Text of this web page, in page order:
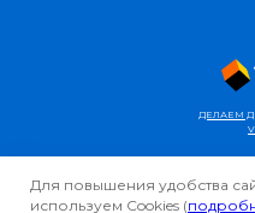
ДЕЛАЕМ
Для повышения удобства
используем Cookies (